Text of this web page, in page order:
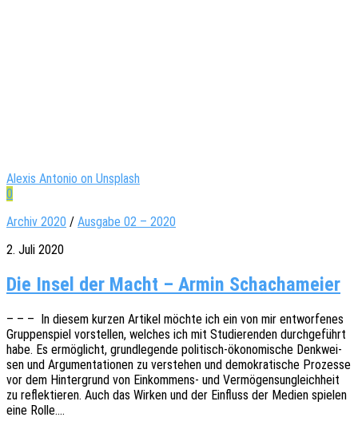
Alexis Antonio on Unsplash
0
Archiv 2020 / Ausgabe 02 – 2020
2. Juli 2020
Die Insel der Macht – Armin Schachameier
– – – In diesem kurzen Arti­kel möchte ich ein von mir entwor­fe­nes
Grup­pen­spiel vorstel­len, welches ich mit Studie­ren­den durch­ge­führt
habe. Es ermög­licht, grund­le­gen­de poli­­tisch-ökon­o­­­mi­­sche Denk­wei­
sen und Argu­men­ta­tio­nen zu verste­hen und demo­kra­ti­sche Prozes­se
vor dem Hinter­grund von Einkom­­mens- und Vermö­gens­un­gleich­heit
zu reflek­tie­ren. Auch das Wirken und der Einfluss der Medien spie­len
eine Rolle.…